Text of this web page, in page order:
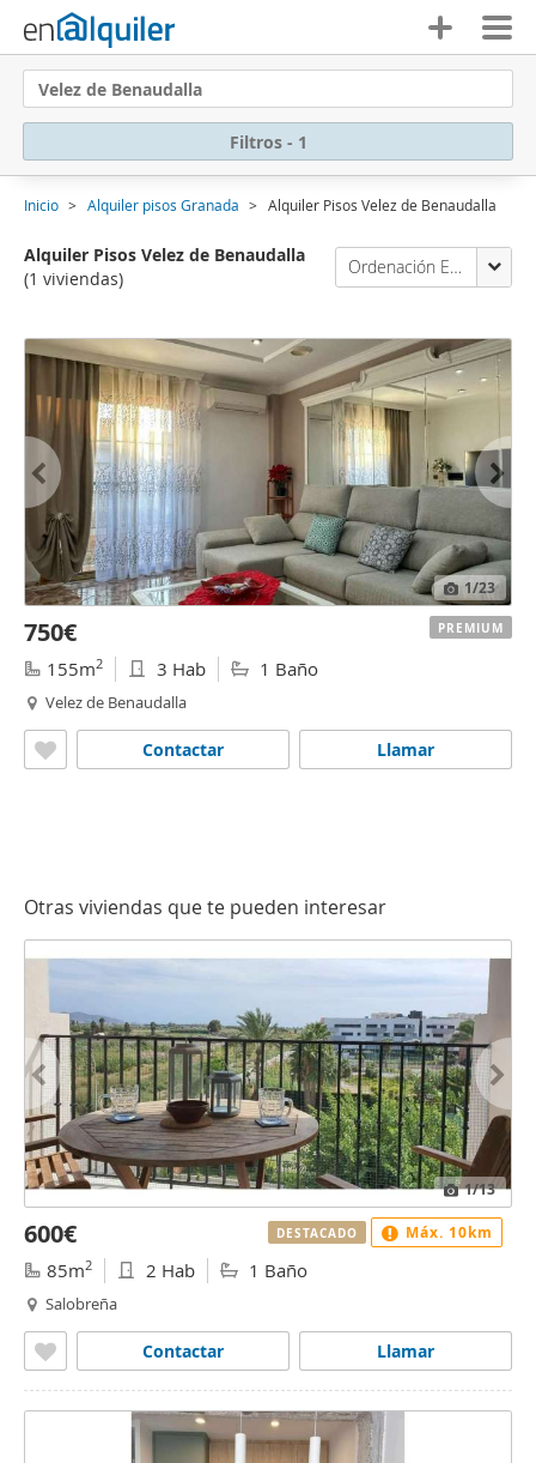
Velez de Benaudalla
Filtros - 1
Inicio Alquiler pisos Granada Alquiler Pisos Velez de Benaudalla
Alquiler Pisos Velez de Benaudalla
(1 viviendas)
Ordenación Enalquiler
1/23
750€
155m2 3 Hab 1 Baño
Velez de Benaudalla
Llamar
Contactar
PREMIUM
Otras viviendas que te pueden interesar
1/13
600€
85m2 2 Hab 1 Baño
Salobreña
Llamar
Contactar
DESTACADO Máx. 10km